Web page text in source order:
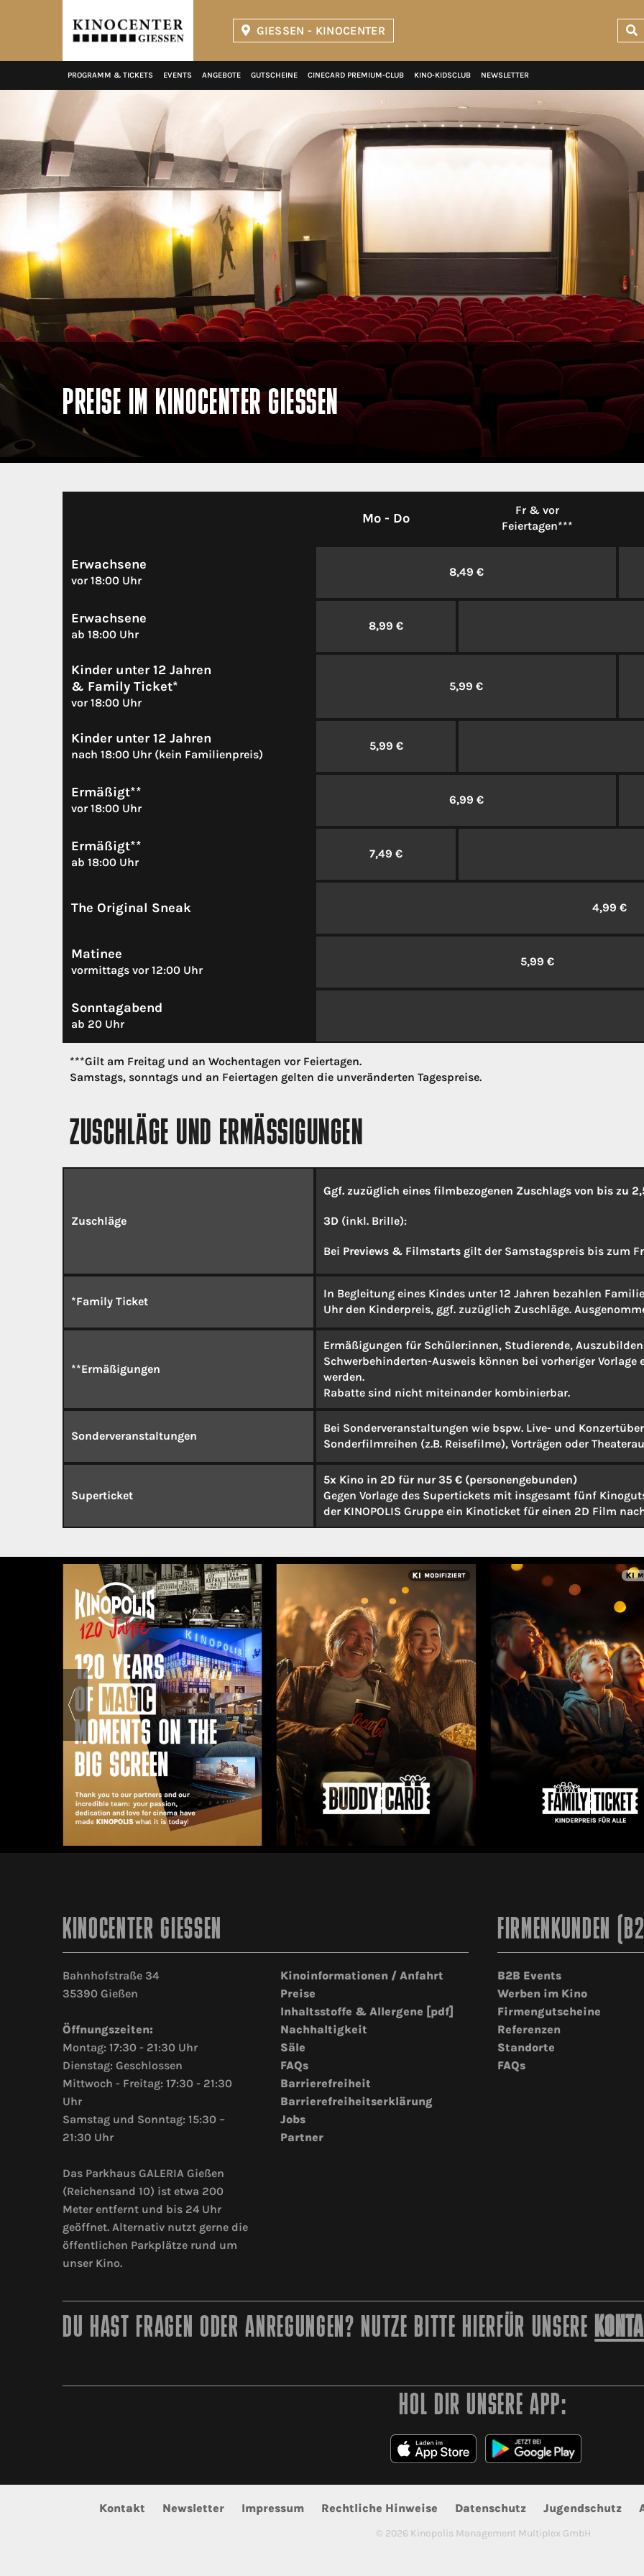
GIESSEN - KINOCENTER
PROGRAMM & TICKETS EVENTS ANGEBOTE GUTSCHEINE CINECARD PREMIUM‑CLUB KINO‑KIDSCLUB NEWSLETTER
PREISE IM KINOCENTER GIESSEN
Mo - Do
Fr & vor
Feiertagen***
Erwachsene
vor 18:00 Uhr
8,49 €
Erwachsene
ab 18:00 Uhr
8,99 €
Kinder unter 12 Jahren
& Family Ticket*
vor 18:00 Uhr
5,99 €
Kinder unter 12 Jahren
nach 18:00 Uhr (kein Familienpreis)
5,99 €
Ermäßigt**
vor 18:00 Uhr
6,99 €
Ermäßigt**
ab 18:00 Uhr
7,49 €
The Original Sneak 4,99 €
Matinee
vormittags vor 12:00 Uhr
5,99 €
Sonntagabend
ab 20 Uhr
***Gilt am Freitag und an Wochentagen vor Feiertagen.
Samstags, sonntags und an Feiertagen gelten die unveränderten Tagespreise.
ZUSCHLÄGE UND ERMÄSSIGUNGEN
Zuschläge
Ggf. zuzüglich eines filmbezogenen Zuschlags von bis zu
3D (inkl. Brille):
Bei Previews & Filmstarts gilt der Samstagspreis bis zum
*Family Ticket
In Begleitung eines Kindes unter 12 Jahren bezahlen
Uhr den Kinderpreis, ggf. zuzüglich Zuschläge.
**Ermäßigungen
Ermäßigungen für Schüler:innen, Studierende,
Schwerbehinderten-Ausweis können bei vorheriger Vorlage
werden.
Rabatte sind nicht miteinander kombinierbar.
Sonderveranstaltungen
Bei Sonderveranstaltungen wie bspw. Live- und
Sonderfilmreihen (z.B. Reisefilme), Vorträgen oder
Superticket
5x Kino in 2D für nur 35 € (personengebunden)
Gegen Vorlage des Supertickets mit insgesamt fünf
der KINOPOLIS Gruppe ein Kinoticket für einen 2D Film
KINOCENTER GIESSEN
Bahnhofstraße 34
35390 Gießen
Öffnungszeiten:
Montag: 17:30 - 21:30 Uhr
Dienstag: Geschlossen
Mittwoch - Freitag: 17:30 - 21:30
Uhr
Samstag und Sonntag: 15:30 –
21:30 Uhr
Das Parkhaus GALERIA Gießen
(Reichensand 10) ist etwa 200
Meter entfernt und bis 24 Uhr
geöffnet. Alternativ nutzt gerne die
öffentlichen Parkplätze rund um
unser Kino.
Kinoinformationen / Anfahrt
Preise
Inhaltsstoffe & Allergene [pdf]
Nachhaltigkeit
Säle
FAQs
Barrierefreiheit
Barrierefreiheitserklärung
Jobs
Partner
FIRMENKUNDEN
B2B Events
Werben im Kino
Firmengutscheine
Referenzen
Standorte
FAQs
DU HAST FRAGEN ODER ANREGUNGEN? NUTZE BITTE HIERFÜR UNSERE
HOL DIR UNSERE APP:
Kontakt Newsletter Impressum Rechtliche Hinweise Datenschutz Jugendschutz
© 2026 Kinopolis Management Multiplex GmbH